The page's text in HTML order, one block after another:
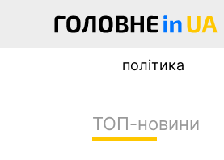
політика
ТОП-новини